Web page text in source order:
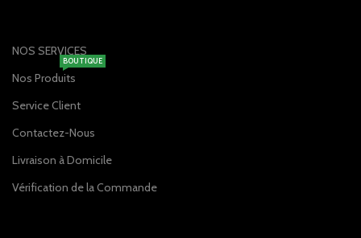
NOS SERVICES
Nos Produits
BOUTIQUE
Service Client
Contactez-Nous
Livraison à Domicile
Vérification de la Commande